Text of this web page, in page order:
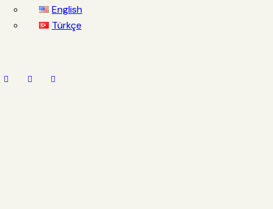
English
Türkçe